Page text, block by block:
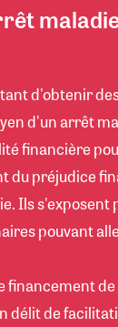
d'obtenir
d'un arrêt
financière
du préjudice
Ils s'exposent
pouvant
financement
délit de